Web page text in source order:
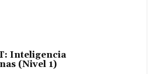
Inteligencia
(Nivel 1)